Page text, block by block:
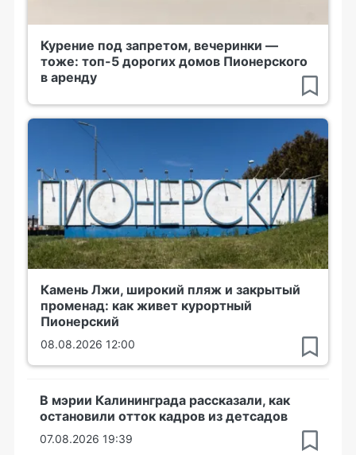
Курение под запретом, вечеринки —
тоже: топ-5 дорогих домов Пионерского
в аренду
Камень Лжи, широкий пляж и закрытый
променад: как живет курортный
Пионерский
08.08.2026 12:00
В мэрии Калининграда рассказали, как
остановили отток кадров из детсадов
07.08.2026 19:39